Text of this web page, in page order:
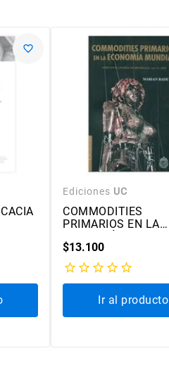
Ediciones UC
COMMODITIES
PRIMARIOS EN LA
$13.100
Ir al producto